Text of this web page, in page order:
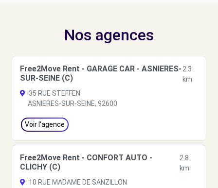
Nos agences
Free2Move Rent - GARAGE CAR - ASNIERES-
SUR-SEINE (C)
2.3
km
35 RUE STEFFEN
ASNIERES-SUR-SEINE, 92600
Voir l'agence
Free2Move Rent - CONFORT AUTO -
CLICHY (C)
2.8
km
10 RUE MADAME DE SANZILLON